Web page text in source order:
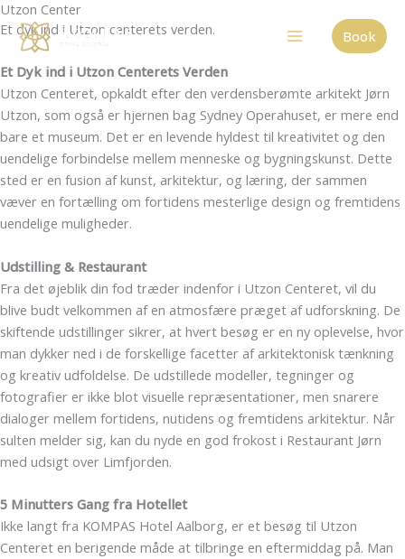
Gå
til
indholdet
Book
Utzon Center
Et dyk ind i Utzon centerets verden.
Et Dyk ind i Utzon Centerets Verden
Utzon Centeret, opkaldt efter den verdensberømte arkitekt Jørn
Utzon, som også er hjernen bag Sydney Operahuset, er mere end
bare et museum. Det er en levende hyldest til kreativitet og den
uendelige forbindelse mellem menneske og bygningskunst. Dette
sted er en fusion af kunst, arkitektur, og læring, der sammen
væver en fortælling om fortidens mesterlige design og fremtidens
uendelige muligheder.
Udstilling & Restaurant
Fra det øjeblik din fod træder indenfor i Utzon Centeret, vil du
blive budt velkommen af en atmosfære præget af udforskning. De
skiftende udstillinger sikrer, at hvert besøg er en ny oplevelse, hvor
man dykker ned i de forskellige facetter af arkitektonisk tænkning
og kreativ udfoldelse. De udstillede modeller, tegninger og
fotografier er ikke blot visuelle repræsentationer, men snarere
dialoger mellem fortidens, nutidens og fremtidens arkitektur. Når
sulten melder sig, kan du nyde en god frokost i Restaurant Jørn
med udsigt over Limfjorden.
5 Minutters Gang fra Hotellet
Ikke langt fra KOMPAS Hotel Aalborg, er et besøg til Utzon
Centeret en berigende måde at tilbringe en eftermiddag på. Man